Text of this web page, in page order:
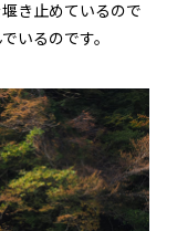
き止めているので
いるのです。